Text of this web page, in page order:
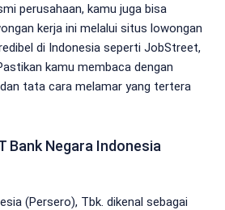
perusahaan, kamu juga bisa
kerja ini melalui situs lowongan
di Indonesia seperti JobStreet,
kamu membaca dengan
tata cara melamar yang tertera
Bank Negara Indonesia
(Persero), Tbk. dikenal sebagai